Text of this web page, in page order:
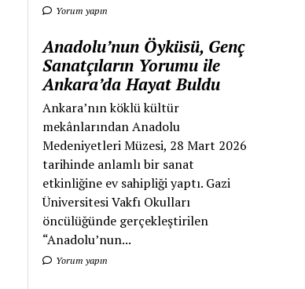
Yorum yapın
Anadolu’nun Öyküsü, Genç
Sanatçıların Yorumu ile
Ankara’da Hayat Buldu
Ankara’nın köklü kültür
mekânlarından Anadolu
Medeniyetleri Müzesi, 28 Mart 2026
tarihinde anlamlı bir sanat
etkinliğine ev sahipliği yaptı. Gazi
Üniversitesi Vakfı Okulları
öncülüğünde gerçekleştirilen
“Anadolu’nun...
Yorum yapın